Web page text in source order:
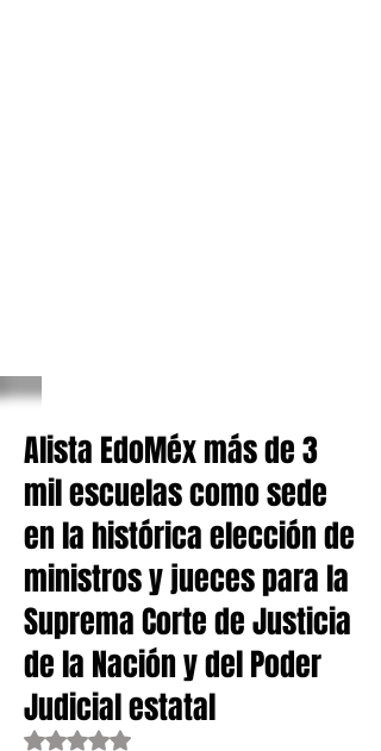
Alista EdoMéx más de 3
mil escuelas como sede
en la histórica elección de
ministros y jueces para la
Suprema Corte de Justicia
de la Nación y del Poder
Judicial estatal
Obtuvo NaN de 5 estrellas.